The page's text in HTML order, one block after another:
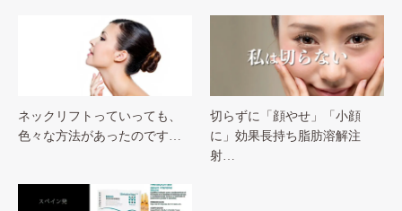
ネックリフトっていっても、
色々な方法があったのです…
切らずに「顔やせ」「小顔
に」効果長持ち脂肪溶解注
射…